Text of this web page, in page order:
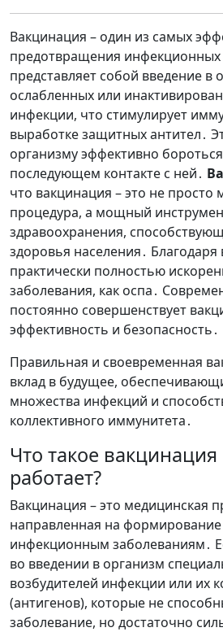
Вакцинация – один из самых
предотвращения
представляет собой введение в
ослабленных или
инфекции, что стимулирует
выработке защитных антител․
организму эффективно
последующем контакте с ней․
что вакцинация – это не просто
процедура, а мощный
здравоохранения,
здоровья населения․
практически полностью
заболевания, как оспа․
постоянно совершенствует
эффективность и безопасность․
Правильная и своевременная
вклад в будущее,
множества инфекций и
коллективного иммунитета․
Что такое вакцинация
работает?
Вакцинация – это медицинская
направленная на
инфекционным заболеваниям․
во введении в организм
возбудителей инфекции или их
(антигенов), которые не
заболевание, но достаточно